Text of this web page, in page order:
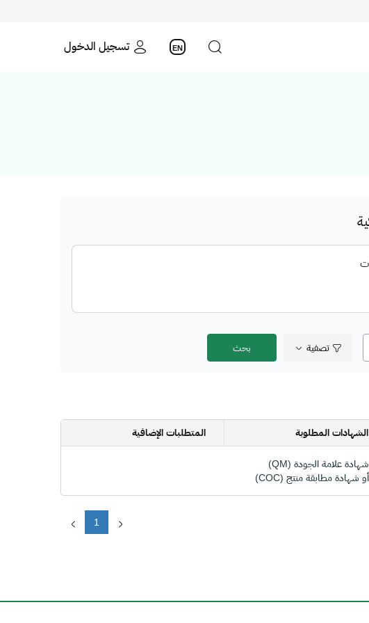
تسجيل الدخول EN
تصفية
الشهادات المطلوبة المتطلبات الإضافية
شهادة علامة الجودة (QM)
أو شهادة مطابقة منتج (COC)
1